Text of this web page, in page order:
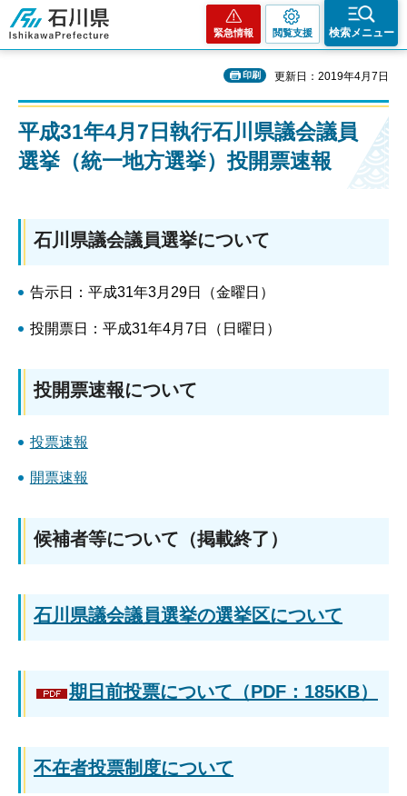
石川県
緊急情報 閲覧支援 検索メニュー
印刷 更新日：2019年4月7日
平成31年4月7日執行石川県議会議員
選挙（統一地方選挙）投開票速報
石川県議会議員選挙について
告示日：平成31年3月29日（金曜日）
投開票日：平成31年4月7日（日曜日）
投開票速報について
投票速報
開票速報
候補者等について（掲載終了）
石川県議会議員選挙の選挙区について
期日前投票について（PDF：185KB）
不在者投票制度について